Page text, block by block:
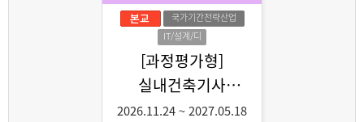
국가기간전략산업
IT/설계/디
자인
[과정평가형]
실내건축기사
취득과정 C
2026.11.24~2027.05.18